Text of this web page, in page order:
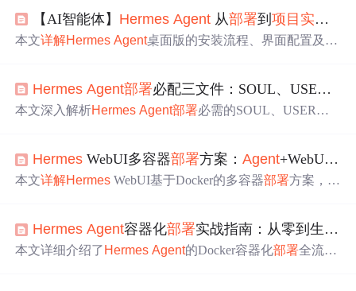
【AI智能体】 Hermes Agent 从部署到项目实战
本文详解Hermes Agent桌面版的安装流程、界面配置及核
发、PPT生成、PRD撰写、数据分析和自动化任务等AI智
能体典型场景中的实战应用，突出其闭环学习、自我进化
Hermes Agent部署必配三文件：SOUL、USER、
本文深入解析Hermes Agent部署必需的SOUL、USER、
nt 在操作系统层面的运行时身份与安全沙箱策略；AGENT
S实现能力模块的动态注册与调度。内容涵盖各文件字段含
Hermes WebUI多容器部署方案：Agent+WebUI+Dashboard配置教程
本文详解Hermes WebUI基于Docker的多容器部署方案，涵
服务定义与数据卷配置、端口映射（8787/9119）、权限与
密码等高级设置，以及日志排查、升级备份等运维要点，
Hermes Agent容器化部署实战指南：从零到生产级配置
本文详细介绍了 Hermes Agent的Docker容器化部署全流